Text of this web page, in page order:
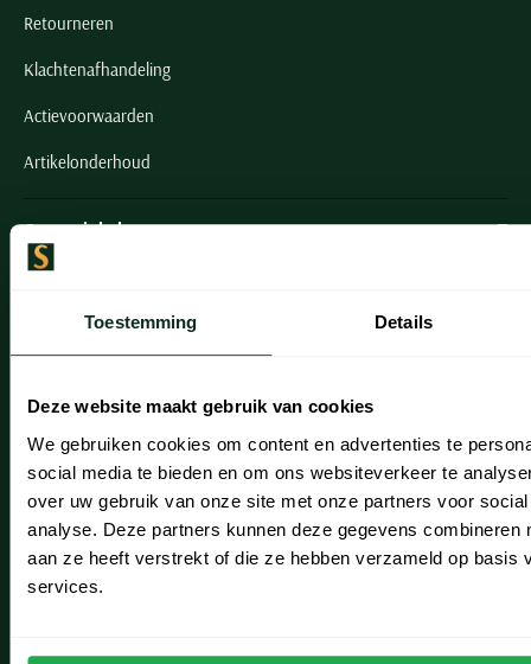
Toestemming Details
Deze website maakt gebruik van cookies
We gebruiken cookies om content en advertenties te
social media te bieden en om ons websiteverkeer te
over uw gebruik van onze site met onze partners voor
analyse. Deze partners kunnen deze gegevens combineren
aan ze heeft verstrekt of die ze hebben verzameld op basis
services.
Retourneren
Klachtenafhandeling
Actievoorwaarden
Artikelonderhoud
Onze winkels
Heemstede
Leiderdorp
Lisse
Noordwijk
Oegstgeest